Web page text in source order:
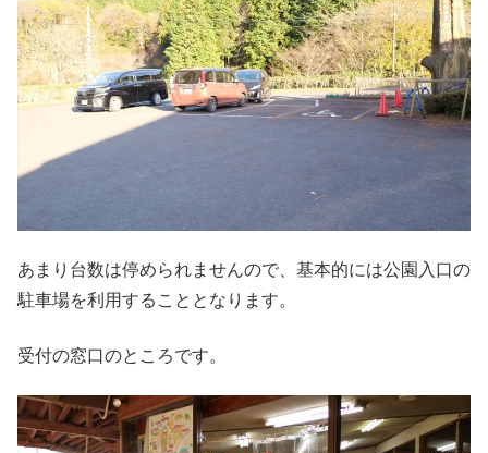
あまり台数は停められませんので、基本的には公園入口の
駐車場を利用することとなります。
受付の窓口のところです。